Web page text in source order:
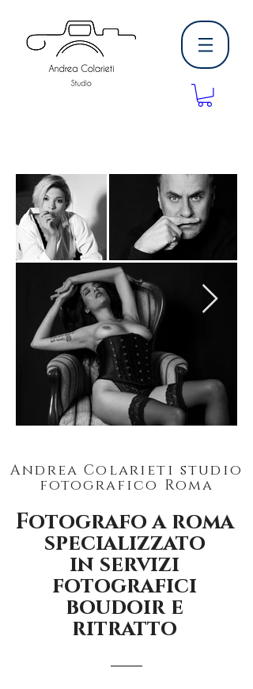
Andrea Colarieti studio
fotografico Roma
Fotografo a roma
specializzato
in servizi
fotografici
boudoir e
ritratto